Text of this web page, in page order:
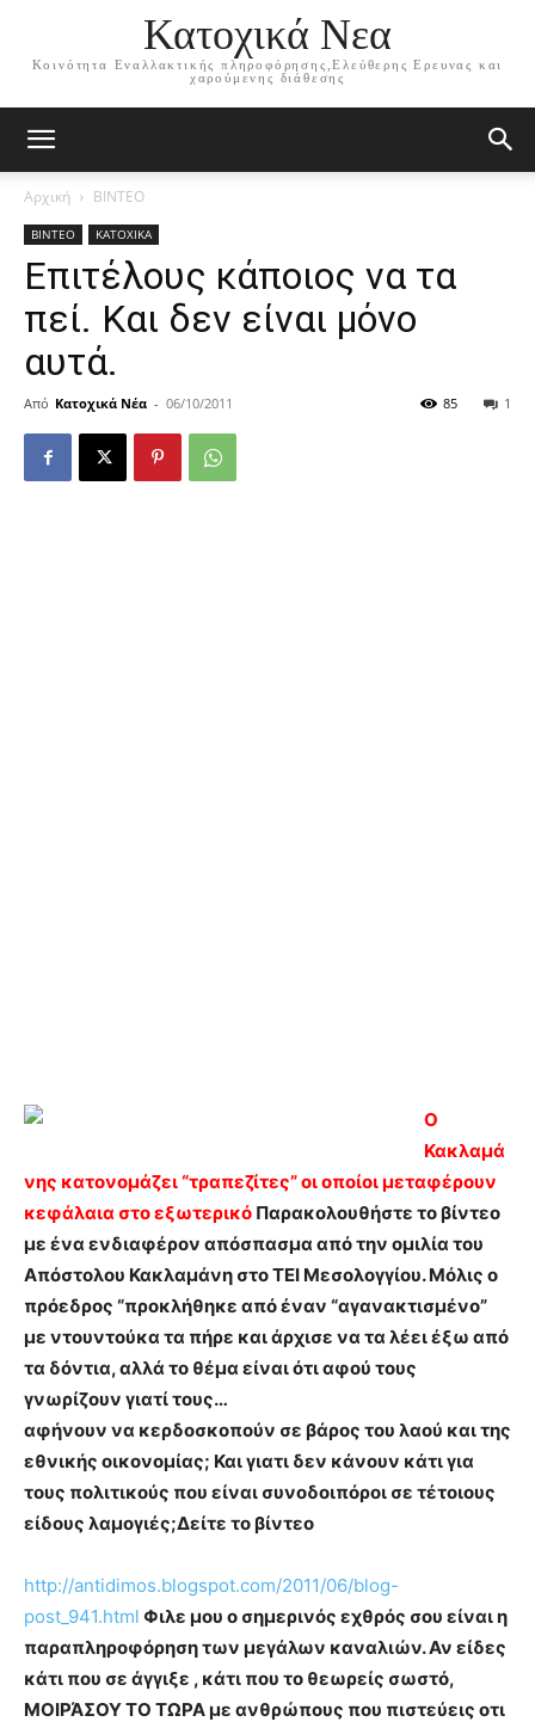
Κατοχικά Νεα
Κοινότητα Εναλλακτικής πληροφόρησης,Ελεύθερης Ερευνας και
χαρούμενης διάθεσης
Αρχική ΒΙΝΤΕΟ
ΒΙΝΤΕΟ ΚΑΤΟΧΙΚΑ
Επιτέλους κάποιος να τα
πεί. Και δεν είναι μόνο
αυτά.
Από Κατοχικά Νέα - 06/10/2011 1
85
Ο
Κακλαμά
νης κατονομάζει “τραπεζίτες” οι οποίοι μεταφέρουν
κεφάλαια στο εξωτερικό Παρακολουθήστε το βίντεο
με ένα ενδιαφέρον απόσπασμα από την ομιλία του
Απόστολου Κακλαμάνη στο ΤΕΙ Μεσολογγίου. Μόλις ο
πρόεδρος “προκλήθηκε από έναν “αγανακτισμένο”
με ντουντούκα τα πήρε και άρχισε να τα λέει έξω από
τα δόντια, αλλά το θέμα είναι ότι αφού τους
γνωρίζουν γιατί τους…
αφήνουν να κερδοσκοπούν σε βάρος του λαού και της
εθνικής οικονομίας; Και γιατι δεν κάνουν κάτι για
τους πολιτικούς που είναι συνοδοιπόροι σε τέτοιους
είδους λαμογιές;Δείτε το βίντεο
http://antidimos.blogspot.com/2011/06/blog-
post_941.html Φιλε μου ο σημερινός εχθρός σου είναι η
παραπληροφόρηση των μεγάλων καναλιών. Αν είδες
κάτι που σε άγγιξε , κάτι που το θεωρείς σωστό,
ΜΟΙΡΆΣΟΥ ΤΟ ΤΩΡΑ με ανθρώπους που πιστεύεις οτι